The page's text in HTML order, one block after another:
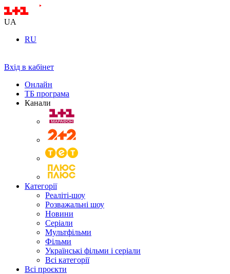
UA
RU
Вхід в кабінет
Онлайн
ТБ програма
Канали
Категорії
Реаліті-шоу
Розважальні шоу
Новини
Серіали
Мультфільми
Фільми
Українські фільми і серіали
Всі категорії
Всі проєкти